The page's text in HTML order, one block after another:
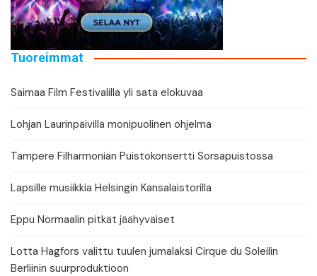
Tuoreimmat
Saimaa Film Festivalilla yli sata elokuvaa
Lohjan Laurinpäivillä monipuolinen ohjelma
Tampere Filharmonian Puistokonsertti Sorsapuistossa
Lapsille musiikkia Helsingin Kansalaistorilla
Eppu Normaalin pitkät jäähyväiset
Lotta Hagfors valittu tuulen jumalaksi Cirque du Soleilin
Berliinin suurproduktioon